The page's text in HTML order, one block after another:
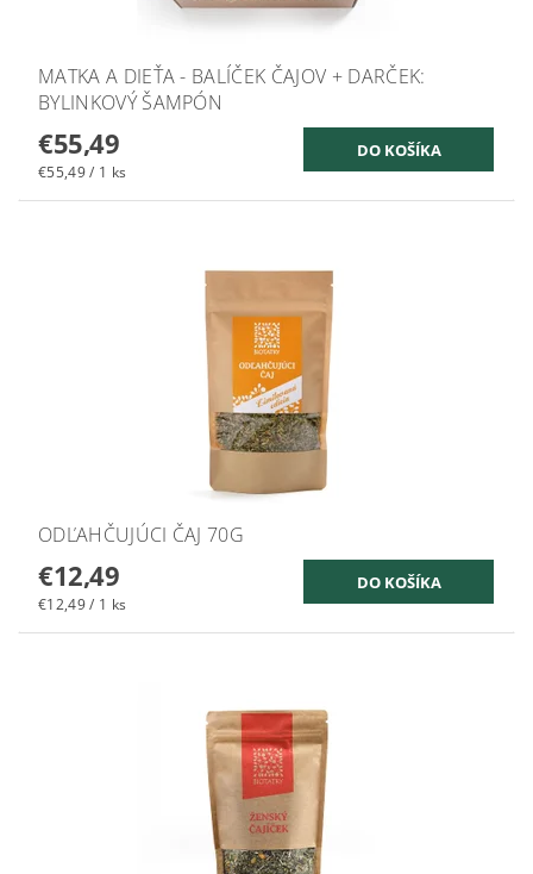
MATKA A DIEŤA - BALÍČEK ČAJOV + DARČEK:
BYLINKOVÝ ŠAMPÓN
€55,49
€55,49 / 1 ks
ODĽAHČUJÚCI ČAJ 70G
€12,49
€12,49 / 1 ks